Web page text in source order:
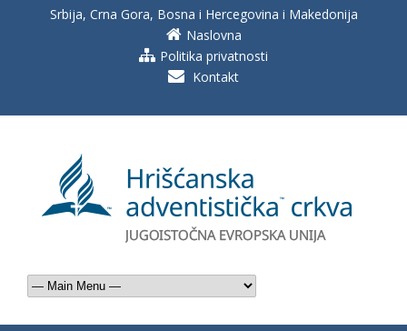
Srbija, Crna Gora, Bosna i Hercegovina i Makedonija
Naslovna
Politika privatnosti
Kontakt